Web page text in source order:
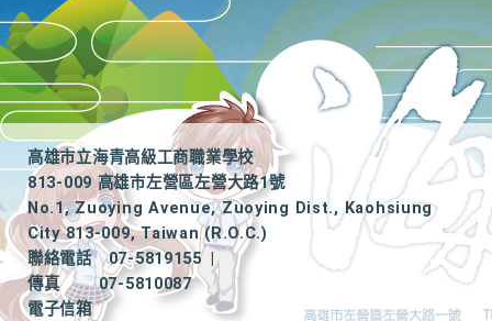
高雄市立海青高級工商職業學校
813-009 高雄市左營區左營大路1號
No.1, Zuoying Avenue, Zuoying Dist., Kaohsiung
City 813-009, Taiwan (R.O.C.)
聯絡電話
07-5819155
|
傳真
07-5810087
電子信箱